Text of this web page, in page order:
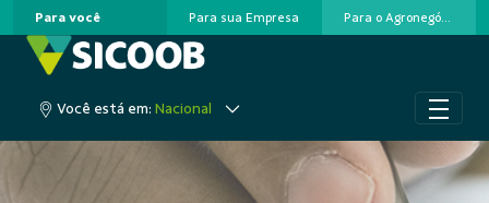
Pular para o Conteúdo principal
Para você Para sua Empresa Para o Agronegócio
Você está em: Nacional